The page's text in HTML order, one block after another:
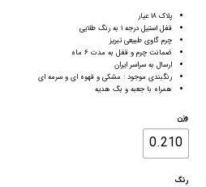
پلاک ۱۸ عیار
قفل استیل درجه ۱ به رنگ طلایی
چرم گاوی طبیعی تبریز
ضمانت چرم و قفل به مدت ۶ ماه
ارسال به سراسر ایران
رنگبندی موجود : مشکی و قهوه ای و سرمه ای
همراه با جعبه و بگ هدیه
وزن
0.210
رنگ